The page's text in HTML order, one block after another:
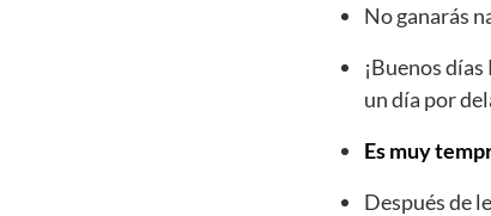
No ganarás
¡Buenos
un día por
Es muy
Después de